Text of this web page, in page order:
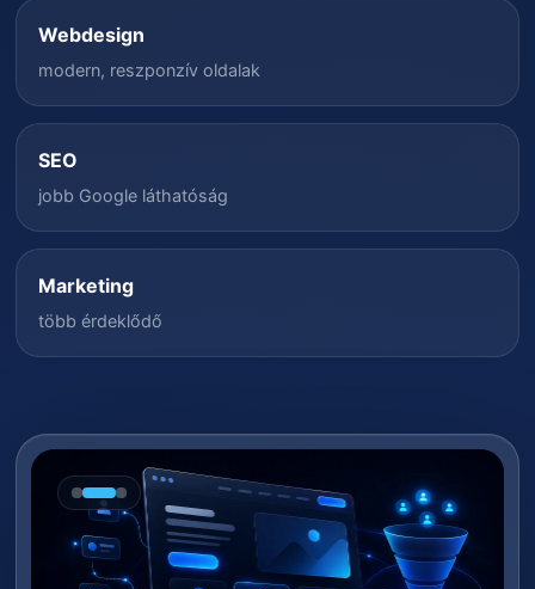
Webdesign
modern, reszponzív oldalak
SEO
jobb Google láthatóság
Marketing
több érdeklődő